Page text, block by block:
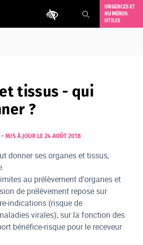
Outils d'accessibilité
URGENCES ET
NUMÉROS
UTILES
tissus - qui
?
– MIS À JOUR LE 24 AOÛT 2018
donner ses organes et tissus,
au prélèvement d'organes et
de prélèvement repose sur
indications (risque de
virales), sur la fonction des
bénéfice-risque pour le receveur